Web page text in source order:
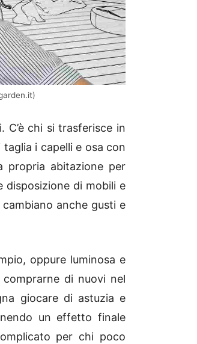
chi si trasferisce in
i capelli e osa con
propria abitazione per
disposizione di mobili e
anche gusti e
oppure luminosa e
comprarne di nuovi nel
giocare di astuzia e
un effetto finale
per chi poco